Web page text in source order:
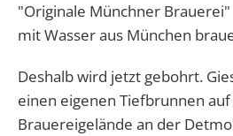
"Originale Münchner
mit Wasser aus München
Deshalb wird jetzt gebohrt.
einen eigenen Tiefbrunnen
Brauereigelände an der